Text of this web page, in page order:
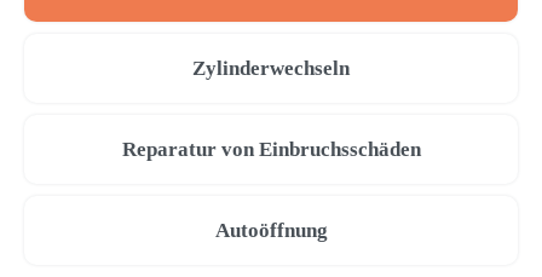
Zylinderwechseln
Reparatur von Einbruchsschäden
Autoöffnung